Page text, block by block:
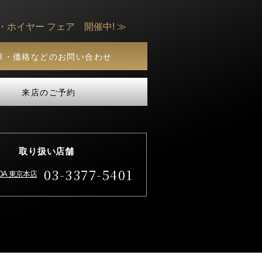
ホイヤー フェア 開催中! ≫
・価格などのお問い合わせ
来店のご予約
取り扱い店舗
東京本店 03-3377-5401